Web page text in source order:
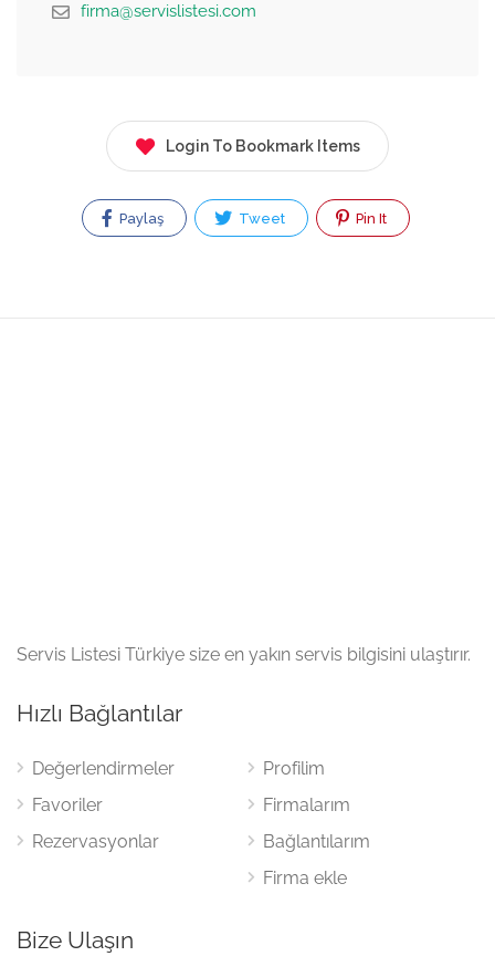
firma@servislistesi.com
Login To Bookmark Items
Paylaş Tweet Pin It
Servis Listesi Türkiye size en yakın servis bilgisini ulaştırır.
Hızlı Bağlantılar
Değerlendirmeler
Favoriler
Rezervasyonlar
Profilim
Firmalarım
Bağlantılarım
Firma ekle
Bize Ulaşın